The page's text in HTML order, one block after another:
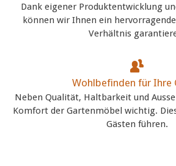
Dank eigener Produktentwicklung
können wir Ihnen ein
Verhältnis
Wohlbefinden für Ihre
Neben Qualität, Haltbarkeit und
Komfort der Gartenmöbel wichtig.
Gästen führen.